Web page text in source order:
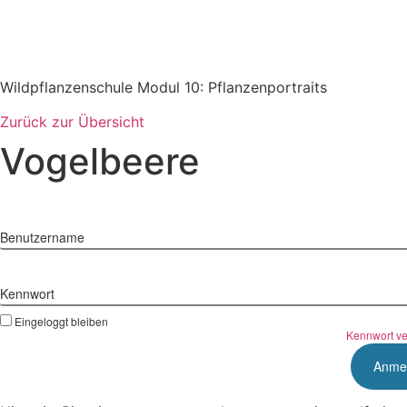
Wildpflanzenschule Modul 10: Pflanzenportraits
Zurück zur Übersicht
Vogelbeere
Benutzername
Kennwort
Eingeloggt bleiben
Kennwort